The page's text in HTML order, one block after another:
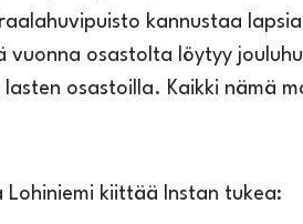
kannustaa lapsia
osastolta löytyy
osastoilla. Kaikki nämä
Lohiniemi kiittää Instan tukea: